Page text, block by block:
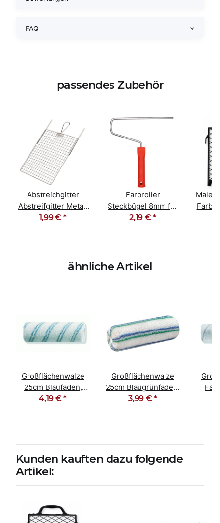
FAQ
passendes Zubehör
Abstreichgitter
Abstreifgitter Metall
26cm x 30cm
1,99 € *
Farbroller
Steckbügel 8mm für
25-27cm Farbwalzen
2,19 €*
Maler
ähnliche Artikel
Großflächenwalze
25cm Blaufaden,
Polyamid-Nylon
4,19 €*
Großflächenwalze
25cm Blaugrünfaden,
Polyacryl gewebt
3,99 €*
Kunden kauften dazu folgende
Artikel: